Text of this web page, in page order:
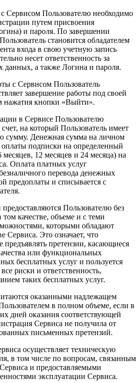
Сервисом Пользователю необходимо
путем присвоения
и пароля. По завершении
становится обладателем
входа в свою учетную запись
несет ответственность за
данных, а также Логина и пароля.
с Сервисом Пользователь
завершение работы под своей
нажатия кнопки «Выйти».
в Сервисе Пользователю
на который Пользователь имеет
сумму. Денежная сумма на личном
оплаты подписки на определенный
12 месяцев и 24 месяца) на
Оплата платных услуг
перевода денежных
предоплаты и списывается с
Пользователю без
качестве, объеме и с теми
которыми обладают
Сервиса. Это означает, что
предъявлять претензии, касающиеся
или функциональных
бесплатных услуг и пользуется
риски и ответственность,
таких бесплатных услуг.
оказанными надлежащем
в полном объеме, если в
дней оказания соответствующей
Сервиса не получила от
письменных претензий.
осуществляет техническую
в том числе по вопросам, связанным
и предоставляемыми
эксплуатации Сервиса.